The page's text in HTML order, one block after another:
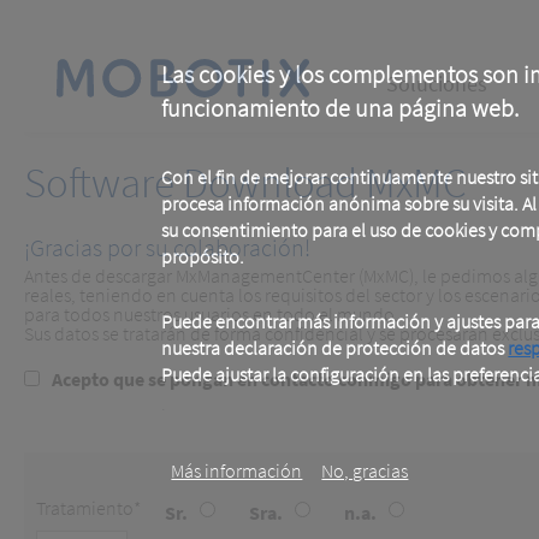
Las cookies y los complementos son
funcionamiento de una página web.
Con el fin de mejorar continuamente nuestro
procesa información anónima sobre su visita.
su consentimiento para el uso de cookies y
propósito.
Puede encontrar más información y ajustes
nuestra declaración de protección de datos
Puede ajustar la configuración en las
Más información No, gracias
content
Main
navigation
Soluciones
Software Download MxMC
¡Gracias por su colaboración!
Antes de descargar MxManagementCenter (MxMC), le pedimos
reales, teniendo en cuenta los requisitos del sector y los
para todos nuestros usuarios en todo el mundo.
Sus datos se tratarán de forma confidencial y se procesarán
Consent
Acepto que se pongan en contacto conmigo para obtener
Tratamiento Sr. Sra. n.a.